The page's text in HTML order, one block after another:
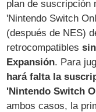
plan de suscripción
'Nintendo Switch
(después de NES)
retrocompatibles
Expansión. Para
hará falta la
'Nintendo Switch
ambos casos, la